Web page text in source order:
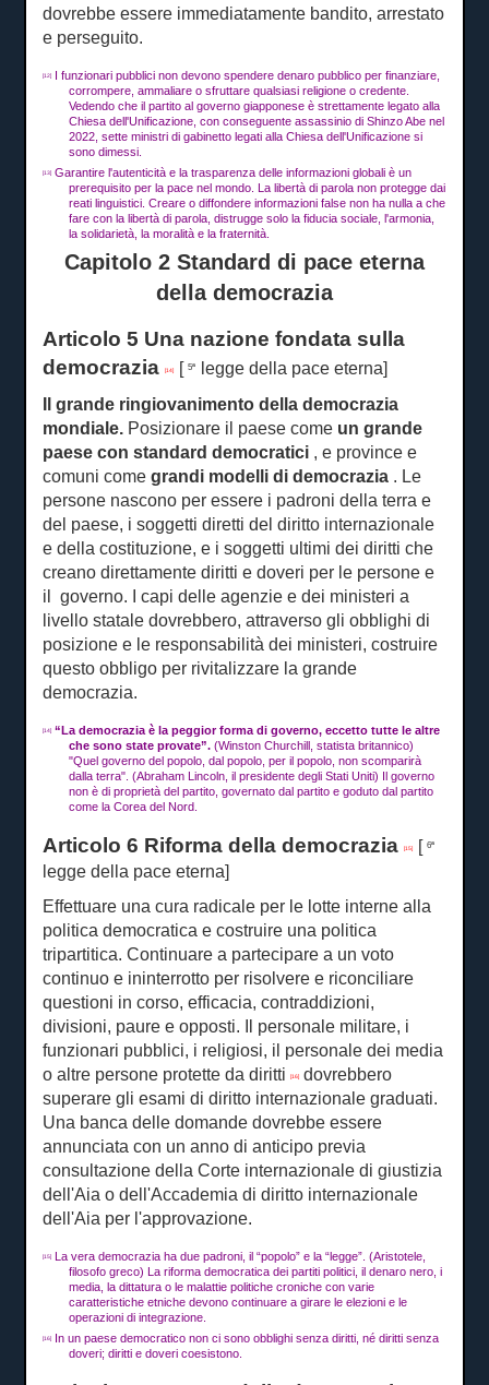
dovrebbe essere immediatamente bandito, arrestato
e perseguito.
[12]
I funzionari pubblici non devono spendere denaro pubblico per finanziare,
corrompere, ammaliare o sfruttare qualsiasi religione o credente.
Vedendo che il partito al governo giapponese è strettamente legato alla
Chiesa dell'Unificazione, con conseguente assassinio di Shinzo Abe nel
2022, sette ministri di gabinetto legati alla Chiesa dell'Unificazione si
sono dimessi.
[13]
Garantire l'autenticità e la trasparenza delle informazioni globali è un
prerequisito per la pace nel mondo.La libertà di parola non protegge dai
reati linguistici.Creare o diffondere informazioni false non ha nulla a che
fare con la libertà di parola, distrugge solo la fiducia sociale, l'armonia,
la solidarietà, la moralità e la fraternità.
Capitolo 2 Standard di pace eterna
della democrazia
Articolo 5 Una nazione fondata sulla
democrazia[14] [5ª
legge della pace eterna]
Il grande ringiovanimento della democrazia
mondiale. Posizionare il paese come un grande
paese con standard democratici , e province e
comuni comegrandi modelli di democrazia . Le
persone nascono per essere i padroni della terra e
del paese, i soggetti diretti del diritto internazionale
e della costituzione, e i soggetti ultimi dei diritti che
creano direttamente diritti edoveri per le persone e
il
governo.
I capi delle agenzie e dei ministeri a
livello statale dovrebbero, attraverso gli obblighi di
posizione e le responsabilità dei ministeri, costruire
questo obbligo per rivitalizzare la grande
democrazia.
[14] “La democrazia è la peggior forma di governo, eccetto tutte le altre
che sono state provate”.(Winston Churchill, statista britannico)
"Quel governo del popolo, dal popolo, per il popolo, non scomparirà
dalla terra".(Abraham Lincoln, il presidente degli Stati Uniti) Il governo
non è di proprietà del partito, governato dal partito e goduto dal partito
come la Corea del Nord.
Articolo 6 Riforma della democrazia[15] [6ª
legge della pace eterna]
Effettuare una cura radicale per le lotte interne alla
politica democratica e costruire una politica
tripartitica.Continuare a partecipare a un voto
continuo e ininterrotto per risolvere e riconciliare
questioni in corso, efficacia, contraddizioni,
divisioni, paure e opposti.
Il personale militare, i
funzionari pubblici, i religiosi, il personale dei media
o altre persone protette da diritti[16]
dovrebbero
superare gli esami di diritto internazionale graduati.
Una banca delle domande dovrebbe essere
annunciata con un anno di anticipo previa
consultazione della Corte internazionale di giustizia
dell'Aia o dell'Accademia di diritto internazionale
dell'Aia per l'approvazione.
[15] La vera democrazia ha due padroni, il “popolo” e la “legge”.(Aristotele,
filosofo greco) La riforma democratica dei partiti politici, il denaro nero, i
media, la dittatura o le malattie politiche croniche con varie
caratteristiche etniche devono continuare a girare le elezioni e le
operazioni di integrazione.
[16]
In un paese democratico non ci sono obblighi senza diritti, né diritti senza
doveri;diritti e doveri coesistono.